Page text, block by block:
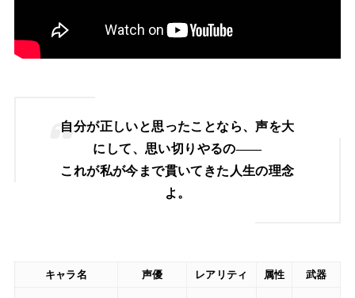
自分が正しいと思ったことなら、声を大
にして、思い切りやるの——
これが私が今まで貫いてきた人生の理念
よ。
キャラ名 声優 レアリティ 属性 武器